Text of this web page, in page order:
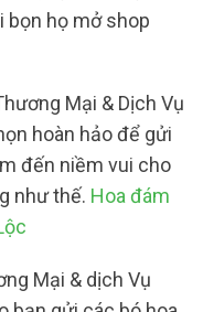
bọn họ mở shop
Mại & Dịch Vụ
hoàn hảo để gửi
đến niềm vui cho
như thế. Hoa đám
Mại & dịch Vụ